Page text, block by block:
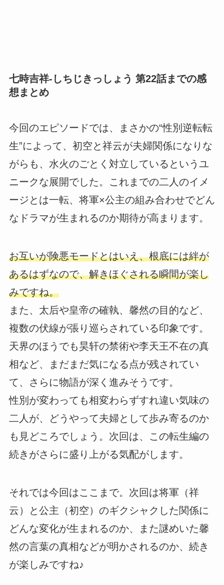
七時吉祥-しちじきっしょう 第22話までの感
想まとめ
今回のエピソードでは、まさかの“性別逆転転
生”によって、初空と祥云が夫婦関係になりな
がらも、水火のごとく対立しているというユ
ニークな展開でした。これまでの二人のイメ
ージとは一転、将軍×公主の組み合わせでどん
なドラマが生まれるのか期待が高まります。
お互いが険悪モードとはいえ、根底には絆が
あるはずなので、解きほぐされる瞬間が楽し
みですね。
また、太后や皇帝の確執、馨然の目的など、
複数の伏線が張り巡らされている印象です。
天界のほうでも昊轩の禁術や李天王不在の真
相など、まだまだ気になる点が残されてい
て、さらに物語が深く進みそうです。
性別が変わっても相変わらずすれ違い気味の
二人が、どうやって夫婦として歩み寄るのか
も見どころでしょう。次回は、この転生編の
続きがさらに盛り上がる気配がします。
それでは今回はここまで。次回は将軍（祥
云）と公主（初空）のギクシャクした関係に
どんな変化が生まれるのか、また謎めいた馨
然の言葉の真相などが明かされるのか、続き
が楽しみですね♪